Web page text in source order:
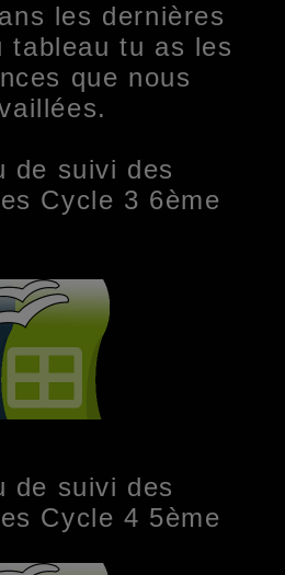
les dernières
tableau tu as les
que nous
de suivi des
Cycle 3 6ème
de suivi des
Cycle 4 5ème